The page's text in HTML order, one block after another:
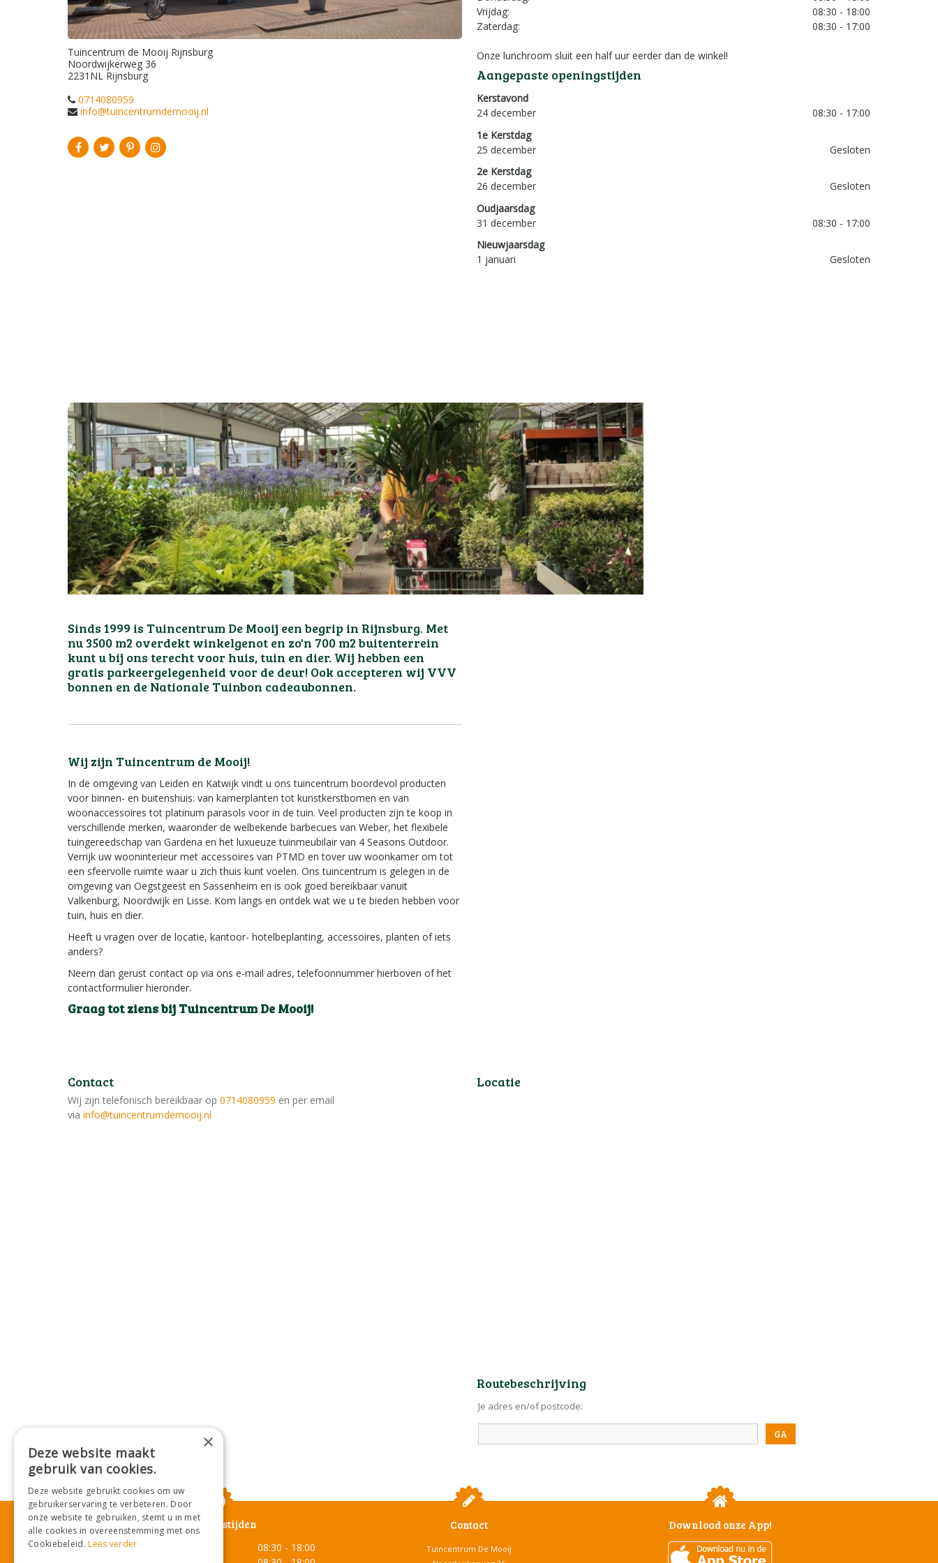
Tuincentrum de Mooij Rijnsburg
Noordwijkerweg 36
2231NL Rijnsburg
0714080959
info@tuincentrumdemooij.nl
Sinds 1999 is Tuincentrum De Mooij een begrip in Rijnsburg. Met
nu 3500 m2 overdekt winkelgenot en zo'n 700 m2 buitenterrein
kunt u bij ons terecht voor huis, tuin en dier. Wij hebben een
gratis parkeergelegenheid voor de deur! Ook accepteren wij VVV
bonnen en de Nationale Tuinbon cadeaubonnen.
Wij zijn Tuincentrum de Mooij!
In de omgeving van Leiden en Katwijk vindt u ons tuincentrum boordevol producten
voor binnen- en buitenshuis: van kamerplanten tot kunstkerstbomen en van
woonaccessoires tot platinum parasols voor in de tuin. Veel producten zijn te koop in
verschillende merken, waaronder de welbekende barbecues van Weber, het flexibele
tuingereedschap van Gardena en het luxueuze tuinmeubilair van 4 Seasons Outdoor.
Verrijk uw wooninterieur met accessoires van PTMD en tover uw woonkamer om tot
een sfeervolle ruimte waar u zich thuis kunt voelen. Ons tuincentrum is gelegen in de
omgeving van Oegstgeest en Sassenheim en is ook goed bereikbaar vanuit
Valkenburg, Noordwijk en Lisse. Kom langs en ontdek wat we u te bieden hebben voor
tuin, huis en dier.
Heeft u vragen over de locatie, kantoor- hotelbeplanting, accessoires, planten of iets
anders?
Neem dan gerust contact op via ons e-mail adres, telefoonnummer hierboven of het
contactformulier hieronder.
Graag tot ziens bij Tuincentrum De Mooij!
Vrijdag:
08:30 - 18:00
Zaterdag:
08:30 - 17:00
Onze lunchroom sluit een half uur eerder dan de winkel!
Aangepaste openingstijden
Kerstavond
24 december
08:30 - 17:00
1e Kerstdag
25 december
Gesloten
2e Kerstdag
26 december
Gesloten
Oudjaarsdag
31 december
08:30 - 17:00
Nieuwjaarsdag
1 januari
Gesloten
Locatie
Routebeschrijving
Je adres en/of postcode:
Contact
Wij zijn telefonisch bereikbaar op 0714080959 en per email
via info@tuincentrumdemooij.nl
Openingstijden
Maandag
08:30 - 18:00
Contact
Tuincentrum De Mooij
Download onze App!
×
Deze website maakt
gebruik van cookies.
Deze website gebruikt cookies om uw
gebruikerservaring te verbeteren. Door
onze website te gebruiken, stemt u in met
alle cookies in overeenstemming met ons
Cookiebeleid.Lees verder